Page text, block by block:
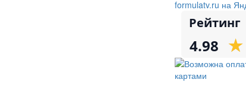
Рейтинг
4.98 ★
★